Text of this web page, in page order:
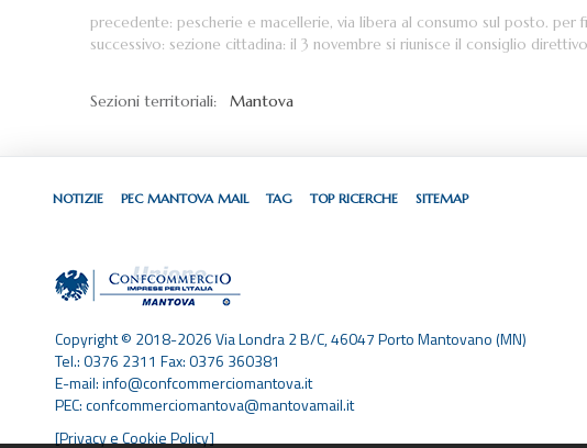
precedente: pescherie e macellerie, via libera al consumo sul posto.
successivo: sezione cittadina: il 3 novembre si riunisce il consiglio direttivo
Sezioni territoriali: Mantova
NOTIZIE PEC MANTOVA MAIL TAG TOP RICERCHE SITEMAP
Copyright © 2018-2026 Via Londra 2 B/C, 46047 Porto Mantovano (MN)
Tel.: 0376 2311 Fax: 0376 360381
E-mail: info@confcommerciomantova.it
PEC: confcommerciomantova@mantovamail.it
[Privacy e Cookie Policy]